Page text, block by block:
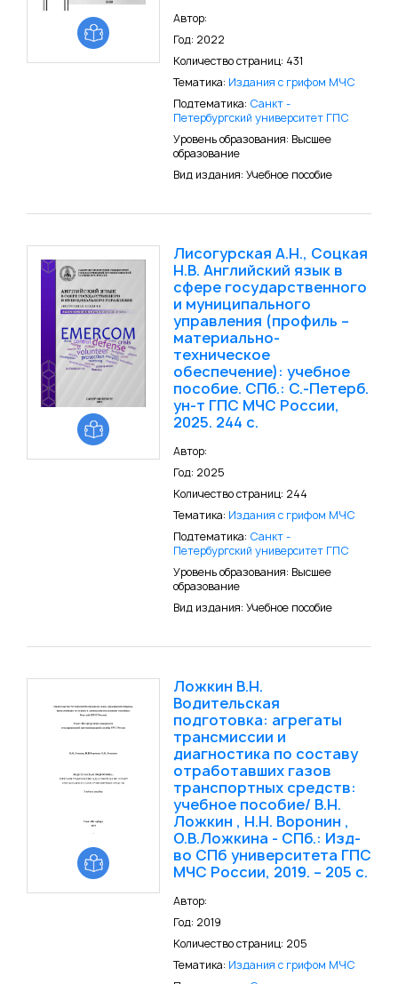
Автор:
Год: 2022
Количество страниц: 431
Тематика: Издания с грифом МЧС
Подтематика: Санкт -
Петербургский университет ГПС
Уровень образования: Высшее
образование
Вид издания: Учебное пособие
Лисогурская А.Н., Соцкая
Н.В. Английский язык в
сфере государственного
и муниципального
управления (профиль –
материально-
техническое
обеспечение): учебное
пособие. СПб.: С.-Петерб.
ун-т ГПС МЧС России,
2025. 244 с.
Автор:
Год: 2025
Количество страниц: 244
Тематика: Издания с грифом МЧС
Подтематика: Санкт -
Петербургский университет ГПС
Уровень образования: Высшее
образование
Вид издания: Учебное пособие
Ложкин В.Н.
Водительская
подготовка: агрегаты
трансмиссии и
диагностика по составу
отработавших газов
транспортных средств:
учебное пособие/ В.Н.
Ложкин , Н.Н. Воронин ,
О.В.Ложкина - СПб.: Изд-
во СПб университета ГПС
МЧС России, 2019. – 205 с.
Автор:
Год: 2019
Количество страниц: 205
Тематика: Издания с грифом МЧС